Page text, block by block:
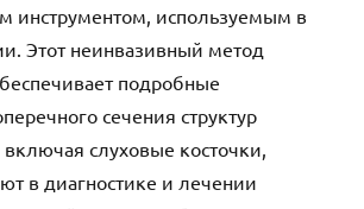
инструментом, используемым в
Этот неинвазивный метод
подробные
сечения структур
включая слуховые косточки,
в диагностике и лечении